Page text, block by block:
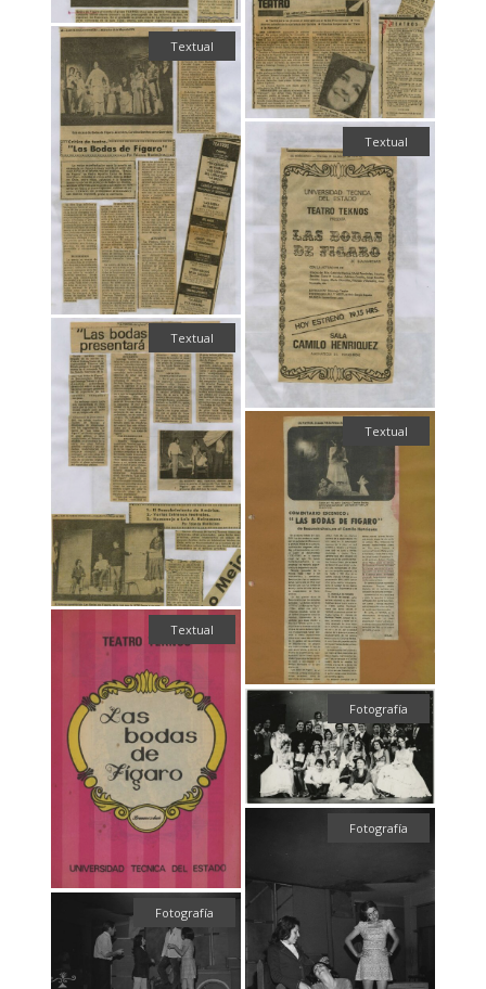
Textual
Textual
Textual
Textual
Textual
Fotografía
Fotografía
Fotografía